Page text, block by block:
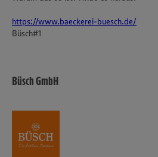
https://www.baeckerei-buesch.de/
Büsch#1
Büsch GmbH